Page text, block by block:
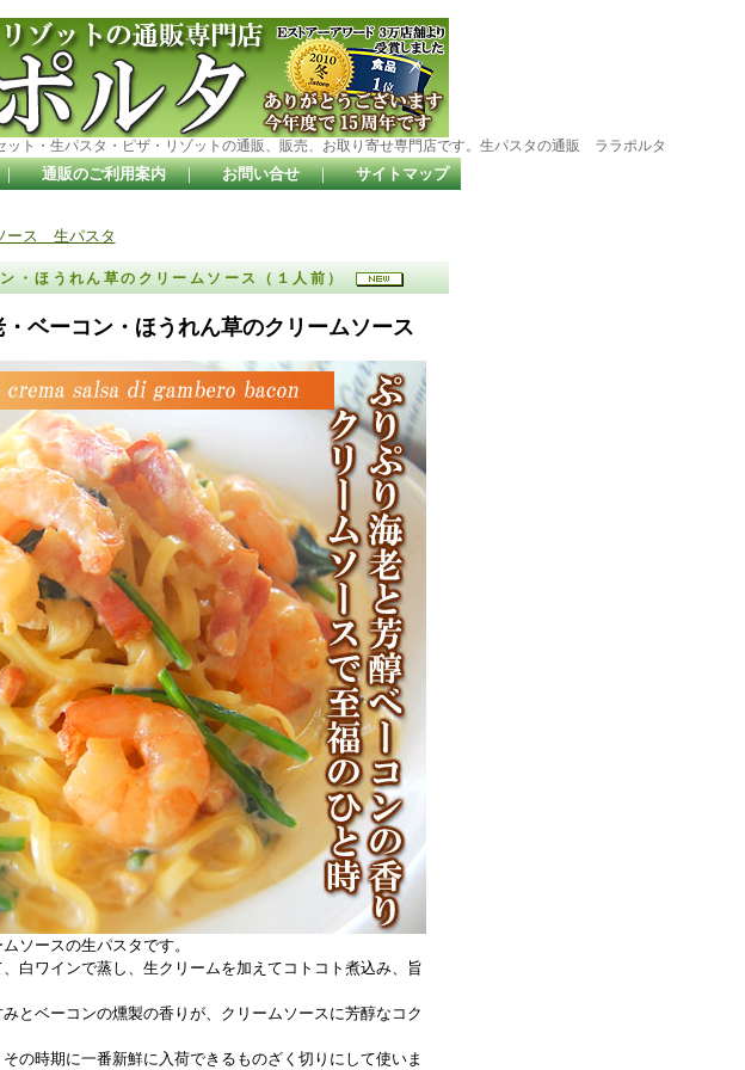
ット・生パスタ・ピザ・リゾットの通販、販売、お取り寄せ専門店です。生パスタの通販 ララポルタ
通販のご利用案内 ｜ お問い合せ ｜ サイトマップ
ース 生パスタ
・ほうれん草のクリームソース（１人前）
ベーコン・ほうれん草のクリームソース
ソースの生パスタです。
白ワインで蒸し、生クリームを加えてコトコト煮込み、旨
とベーコンの燻製の香りが、クリームソースに芳醇なコク
の時期に一番新鮮に入荷できるものざく切りにして使いま